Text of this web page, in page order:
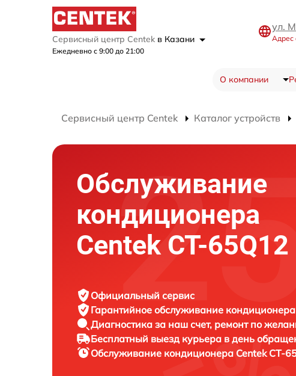
Сервисный центр Centek в Казани
Ежедневно с 9:00 до 21:00
ул.
Адрес
О компании
Сервисный центр Centek Каталог устройств
Обслуживание
кондиционера
Centek CT-65Q12
Официальный сервис
Гарантийное обслуживание кондиционера
Диагностика за наш счет, ремонт по
Бесплатный выезд курьера в день
Обслуживание кондиционера Centek CT-